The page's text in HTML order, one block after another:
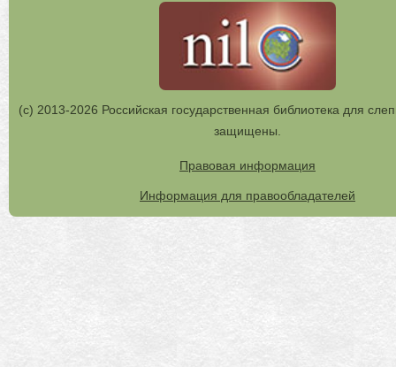
(с) 2013-2026 Российская государственная библиотека для
защищены.
Правовая информация
Информация для правообладателей